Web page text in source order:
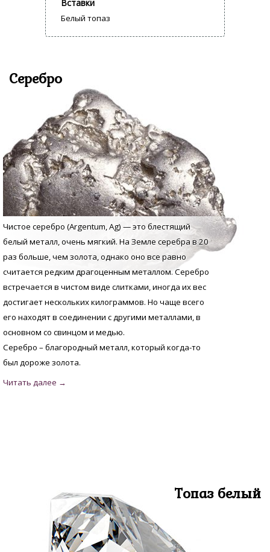
Вставки
Белый топаз
Серебро
Чистое серебро (Argentum, Аg) — это блестящий
белый металл, очень мягкий. На Земле серебра в 20
раз больше, чем золота, однако оно все равно
считается редким драгоценным металлом. Серебро
встречается в чистом виде слитками, иногда их вес
достигает нескольких килограммов. Но чаще всего
его находят в соединении с другими металлами, в
основном со свинцом и медью.
Серебро – благородный металл, который когда-то
был дороже золота.
Топаз белый